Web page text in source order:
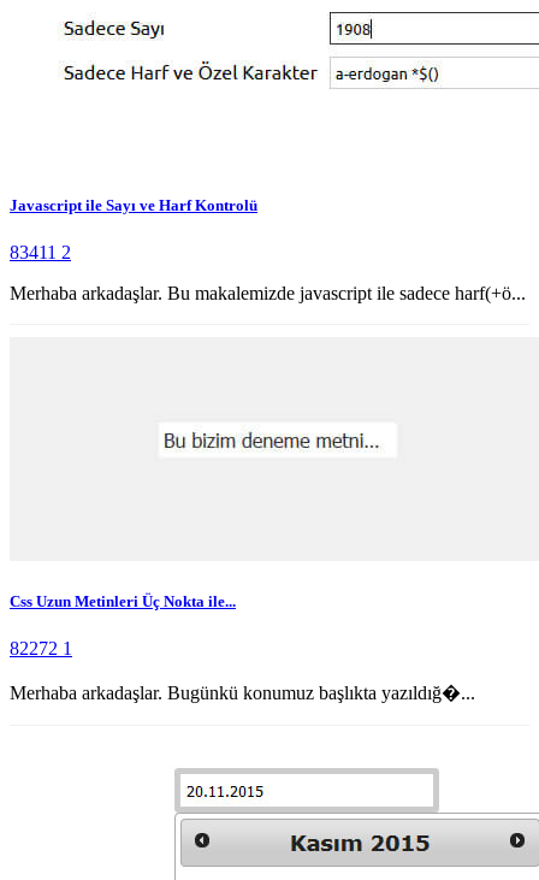
Javascript ile Sayı ve Harf Kontrolü
83411 2
Merhaba arkadaşlar. Bu makalemizde javascript ile sadece harf(+ö...
Css Uzun Metinleri Üç Nokta ile...
82272 1
Merhaba arkadaşlar. Bugünkü konumuz başlıkta yazıldığ�...